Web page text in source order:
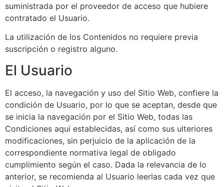
suministrada por el proveedor de acceso que hubiere
contratado el Usuario.
La utilización de los Contenidos no requiere previa
suscripción o registro alguno.
El Usuario
El acceso, la navegación y uso del Sitio Web, confiere la
condición de Usuario, por lo que se aceptan, desde que
se inicia la navegación por el Sitio Web, todas las
Condiciones aquí establecidas, así como sus ulteriores
modificaciones, sin perjuicio de la aplicación de la
correspondiente normativa legal de obligado
cumplimiento según el caso. Dada la relevancia de lo
anterior, se recomienda al Usuario leerlas cada vez que